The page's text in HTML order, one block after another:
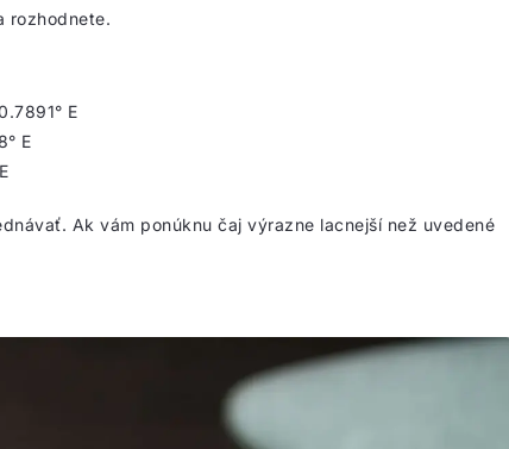
rozhodnete.
E
E
Ak vám ponúknu čaj výrazne lacnejší než uvedené